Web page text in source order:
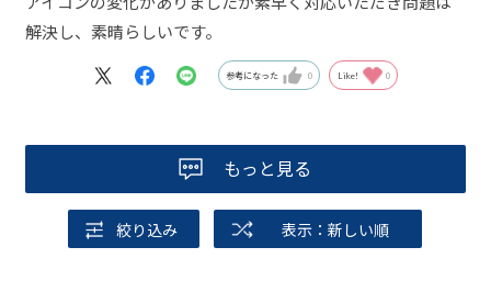
解決し、素晴らしいです。
参考になった 0 Like! 0
もっと見る
絞り込み 表示：新しい順